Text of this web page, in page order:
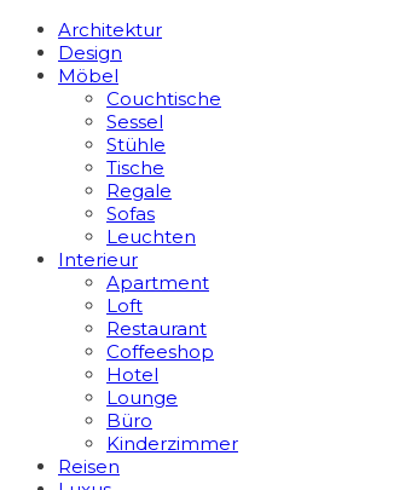
Architektur
Design
Möbel
Couchtische
Sessel
Stühle
Tische
Regale
Sofas
Leuchten
Interieur
Apart­ment
Loft
Restaurant
Coffeeshop
Hotel
Lounge
Büro
Kinderzimmer
Reisen